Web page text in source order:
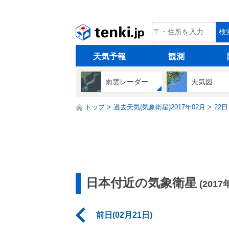
tenki.jp 検
天気予報 観測
雨雲レーダー 天気図
トップ 過去天気(気象衛星)2017年02月 22日
日本付近の気象衛星 (2017
前日(02月21日)